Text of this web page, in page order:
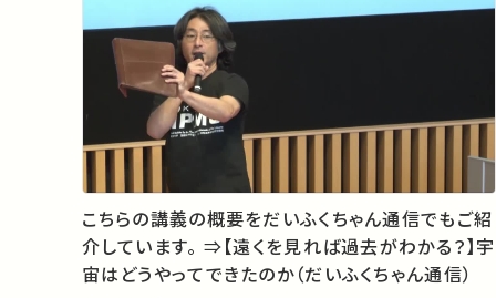
こちらの講義の概要をだいふくちゃん通信でもご紹
介しています。 ⇒【遠くを見れば過去がわかる？】宇
宙はどうやってできたのか（だいふくちゃん通信）